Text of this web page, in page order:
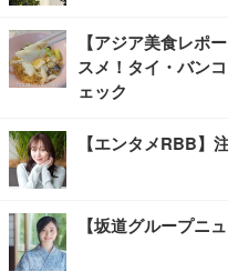
【アジア美食レポ
スメ！タイ・バン
ェック
【エンタメRBB】
【坂道グループニ